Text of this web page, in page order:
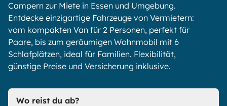
Campern zur Miete in Essen und Umgebung.
Entdecke einzigartige Fahrzeuge von Vermietern:
vom kompakten Van für 2 Personen, perfekt für
Paare, bis zum geräumigen Wohnmobil mit 6
Schlafplätzen, ideal für Familien. Flexibilität,
günstige Preise und Versicherung inklusive.
Wo reist du ab?